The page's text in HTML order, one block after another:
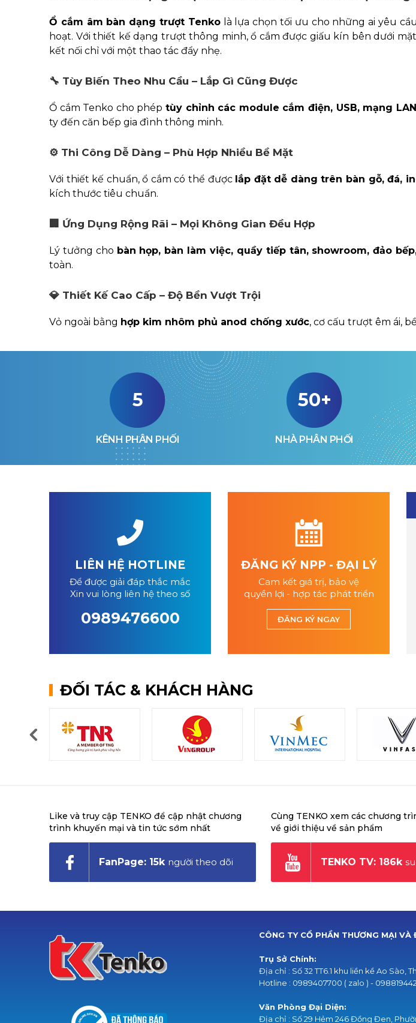
Ổ cắm âm bàn dạng trượt Tenkolà lựa chọn tối ưu cho những ai yêu
hoạt. Với thiết kế dạng trượt thông minh, ổ cắm được giấu kín bên dưới
kết nối chỉ với một thao tác đẩy nhẹ.
🔧 Tùy Biến Theo Nhu Cầu – Lắp Gì Cũng Được
Ổ cắm Tenko cho phép tùy chỉnh các module cắm điện, USB, mạng
ty đến căn bếp gia đình thông minh.
⚙️ Thi Công Dễ Dàng – Phù Hợp Nhiều Bề Mặt
Với thiết kế chuẩn, ổ cắm có thể được lắp đặt dễ dàng trên bàn gỗ, đá,
kích thước tiêu chuẩn.
🏢 Ứng Dụng Rộng Rãi – Mọi Không Gian Đều Hợp
Lý tưởng cho bàn họp, bàn làm việc, quầy tiếp tân, showroom, đảo
toàn.
💎 Thiết Kế Cao Cấp – Độ Bền Vượt Trội
Vỏ ngoài bằng hợp kim nhôm phủ anod chống xước, cơ cấu trượt êm ái,
5
KÊNH PHÂN PHỐI
50+
NHÀ PHÂN PHỐI
LIÊN HỆ HOTLINE
Để được giải đáp thắc mắc
Xin vui lòng liên hệ theo số
0989476600
ĐĂNG KÝ NPP - ĐẠI LÝ
Cam kết giá trị, bảo vệ
quyền lợi - hợp tác phát triển
ĐĂNG KÝ NGAY
ĐỐI TÁC & KHÁCH HÀNG
Like và truy cập TENKO để cập nhật chương
trình khuyến mại và tin tức sớm nhất
FanPage: 15k người theo dõi
Cùng TENKO xem các chương
về giới thiệu về sản phẩm
TENKO TV: 186k
CÔNG TY CỔ PHẦN THƯƠNG MẠI
Trụ Sở Chính:
Địa chỉ : Số 32 TT6.1 khu liền kề Ao Sào,
Hotline : 0989407700 ( zalo ) -
Văn Phòng Đại Diện:
Địa chỉ : Số 29 Hẻm 246 Đồng Đen,